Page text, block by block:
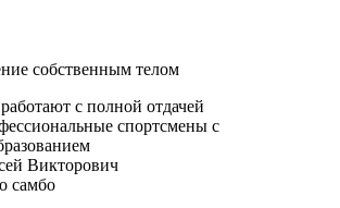
собственным телом
с полной отдачей
спортсмены с
самбо